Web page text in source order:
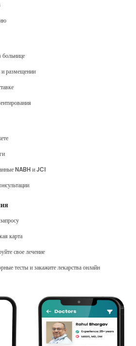
размещении
NABH и JCI
карта
свое лечение
тесты и закажите лекарства онлайн